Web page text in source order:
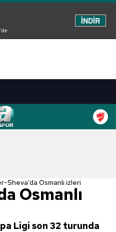
İNDİR
Sheva'da Osmanlı izleri
Osmanlı
Ligi son 32 turunda